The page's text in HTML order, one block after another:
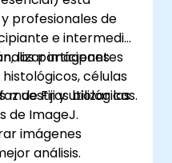
éticas y
en el uso de la
facial.
profesionales de
e intermedio
imágenes
células
muestras biológicas.
los participantes
de Fiji y utilizar las
de ImageJ.
imágenes
análisis.